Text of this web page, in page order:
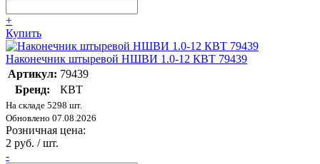
+
Купить
Наконечник штыревой НШВИ 1.0-12 КВТ 79439
Артикул: 79439
Бренд:
КВТ
На складе 5298 шт.
Обновлено 07.08.2026
Розничная цена:
2 руб. / шт.
-